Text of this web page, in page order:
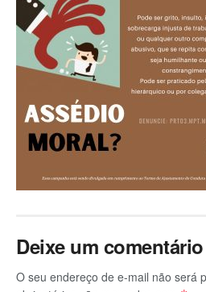
Deixe um comentário
O seu endereço de e-mail não será